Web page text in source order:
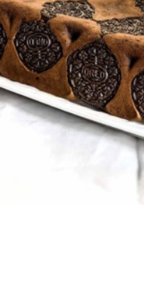
8 20 λεπτά 15 λεπτά